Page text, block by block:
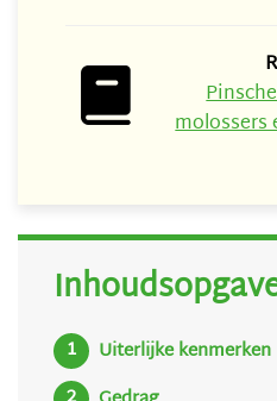
molossers
Uiterlijke kenmerken